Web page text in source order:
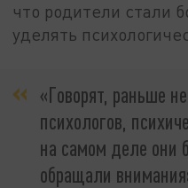
что родители стали
уделять
«Говорят, раньше
психологов,
на самом деле они
обращали